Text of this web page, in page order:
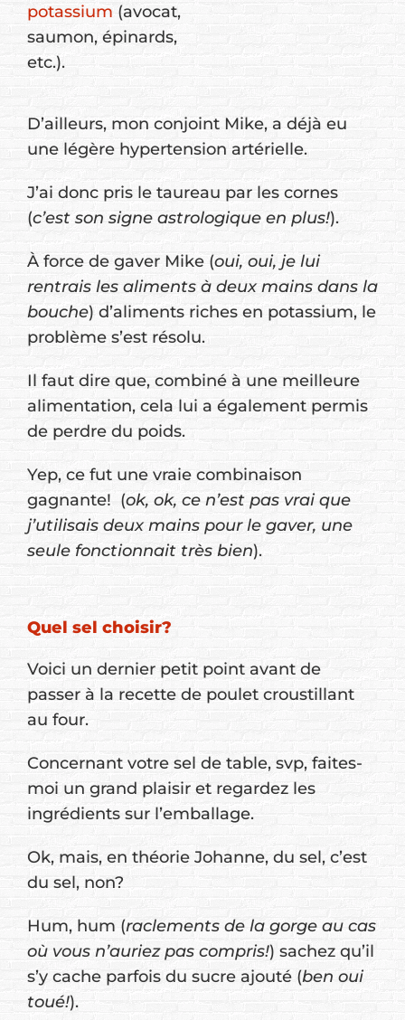
potassium (avocat,
saumon, épinards,
etc.).
D’ailleurs, mon conjoint Mike, a déjà eu
une légère hypertension artérielle.
J’ai donc pris le taureau par les cornes
(c’est son signe astrologique en plus!).
À force de gaver Mike (oui, oui, je lui
rentrais les aliments à deux mains dans la
bouche) d’aliments riches en potassium, le
problème s’est résolu.
Il faut dire que, combiné à une meilleure
alimentation, cela lui a également permis
de perdre du poids.
Yep, ce fut une vraie combinaison
gagnante! (ok, ok, ce n’est pas vrai que
j’utilisais deux mains pour le gaver, une
seule fonctionnait très bien).
Quel sel choisir?
Voici un dernier petit point avant de
passer à la recette de poulet croustillant
au four.
Concernant votre sel de table, svp, faites-
moi un grand plaisir et regardez les
ingrédients sur l’emballage.
Ok, mais, en théorie Johanne, du sel, c’est
du sel, non?
Hum, hum (raclements de la gorge au cas
où vous n’auriez pas compris!) sachez qu’il
s’y cache parfois du sucre ajouté (ben oui
toué!).